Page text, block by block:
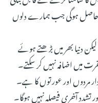
ہوگی جب ہمارے دلوں
دنیا بھر میں بڑھتے ہوئے
میں اضافہ نہیں کر سکتے۔
مردوں اور عورتوں کا ہے۔
تشدد آخری فیصلہ نہیں ہوگا۔